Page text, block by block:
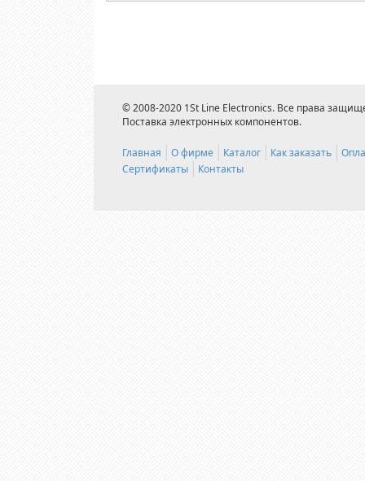
© 2008-2020 1St Line Electronics. Все права
Поставка электронных компонентов.
Главная О фирме Каталог Как заказать
Сертификаты
Контакты